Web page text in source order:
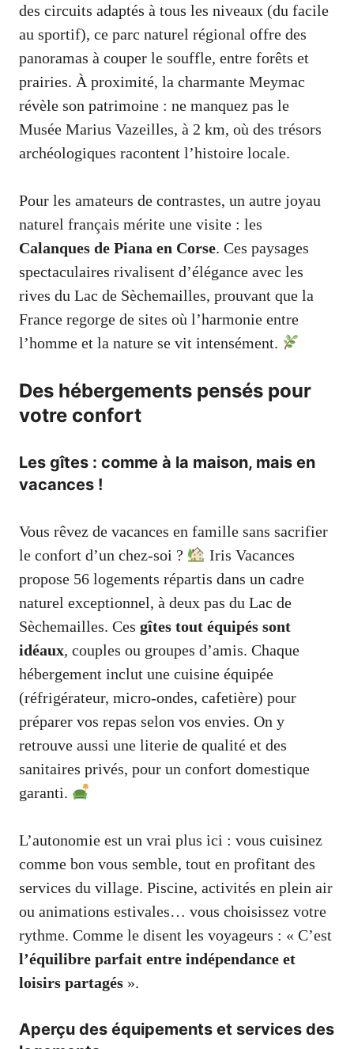
des circuits adaptés à tous les niveaux (du facile
au sportif), ce parc naturel régional offre des
panoramas à couper le souffle, entre forêts et
prairies. À proximité, la charmante Meymac
révèle son patrimoine : ne manquez pas le
Musée Marius Vazeilles, à 2 km, où des trésors
archéologiques racontent l’histoire locale.
Pour les amateurs de contrastes, un autre joyau
naturel français mérite une visite : les
Calanques de Piana en Corse. Ces paysages
spectaculaires rivalisent d’élégance avec les
rives du Lac de Sèchemailles, prouvant que la
France regorge de sites où l’harmonie entre
l’homme et la nature se vit intensément.
Des hébergements pensés pour
votre confort
Les gîtes : comme à la maison, mais en
vacances !
Vous rêvez de vacances en famille sans sacrifier
le confort d’un chez-soi ?
Iris Vacances
propose 56 logements répartis dans un cadre
naturel exceptionnel, à deux pas du Lac de
Sèchemailles. Ces gîtes tout équipés sont
idéaux, couples ou groupes d’amis. Chaque
hébergement inclut une cuisine équipée
(réfrigérateur, micro-ondes, cafetière) pour
préparer vos repas selon vos envies. On y
retrouve aussi une literie de qualité et des
sanitaires privés, pour un confort domestique
garanti.
L’autonomie est un vrai plus ici : vous cuisinez
comme bon vous semble, tout en profitant des
services du village. Piscine, activités en plein air
ou animations estivales… vous choisissez votre
rythme. Comme le disent les voyageurs : « C’est
l’équilibre parfait entre indépendance et
loisirs partagés ».
Aperçu des équipements et services des